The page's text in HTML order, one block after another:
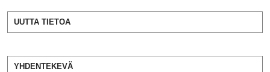
UUTTA TIETOA
YHDENTEKEVÄ